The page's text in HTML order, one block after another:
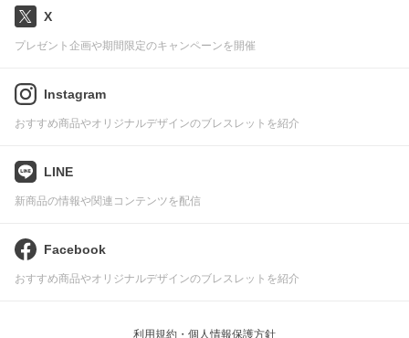
X
プレゼント企画や期間限定のキャンペーンを開催
Instagram
おすすめ商品やオリジナルデザインのブレスレットを紹介
LINE
新商品の情報や関連コンテンツを配信
Facebook
おすすめ商品やオリジナルデザインのブレスレットを紹介
利用規約・個人情報保護方針